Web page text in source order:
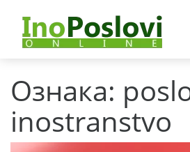
Ознака:
inostranstvo